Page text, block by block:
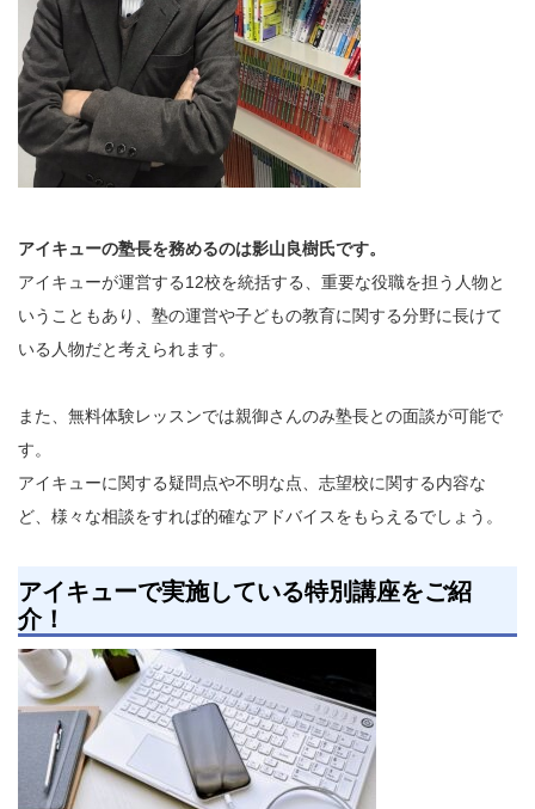
アイキューの塾長を務めるのは影山良樹氏です。
アイキューが運営する12校を統括する、重要な役職を担う人物と
いうこともあり、塾の運営や子どもの教育に関する分野に長けて
いる人物だと考えられます。
また、無料体験レッスンでは親御さんのみ塾長との面談が可能で
す。
アイキューに関する疑問点や不明な点、志望校に関する内容な
ど、様々な相談をすれば的確なアドバイスをもらえるでしょう。
アイキューで実施している特別講座をご紹
介！